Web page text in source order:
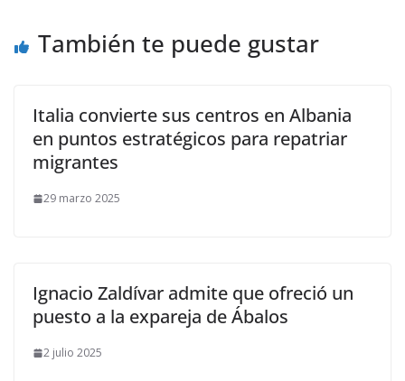
También te puede gustar
Italia convierte sus centros en Albania
en puntos estratégicos para repatriar
migrantes
29 marzo 2025
Ignacio Zaldívar admite que ofreció un
puesto a la expareja de Ábalos
2 julio 2025